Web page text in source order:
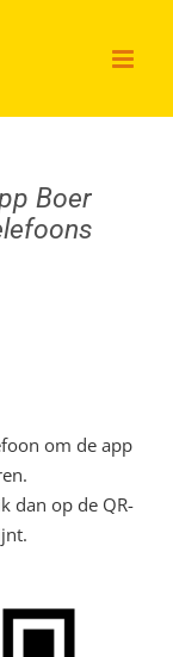
Boer
om de app
dan op de QR-